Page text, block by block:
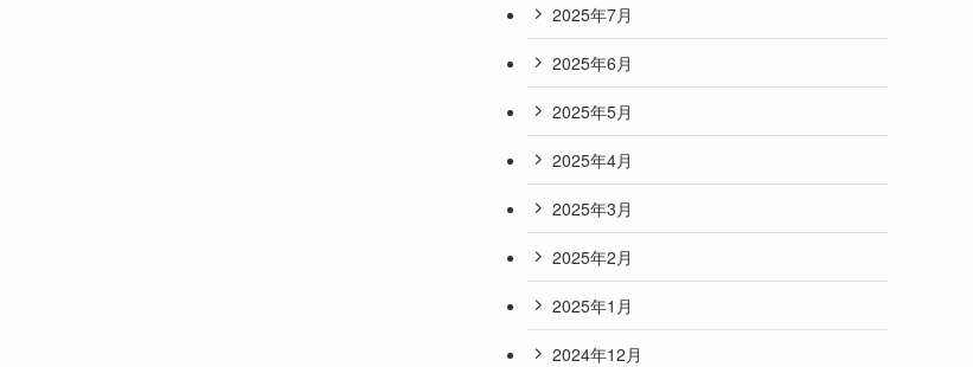
2025年7月
2025年6月
2025年5月
2025年4月
2025年3月
2025年2月
2025年1月
2024年12月